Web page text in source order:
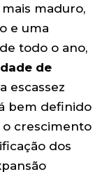
maduro,
e uma
todo o ano,
de
escassez
bem definido
o crescimento
dos